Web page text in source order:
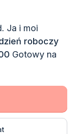
Ja i moi
roboczy
Gotowy na